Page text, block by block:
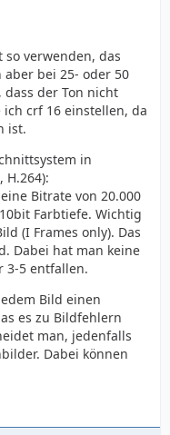
so verwenden, das
aber bei 25- oder 50
der Ton nicht
crf 16 einstellen, da
ist.
in
H.264):
Bitrate von 20.000
Farbtiefe. Wichtig
(I Frames only). Das
Dabei hat man keine
3-5 entfallen.
Bild einen
es zu Bildfehlern
man, jedenfalls
Dabei können